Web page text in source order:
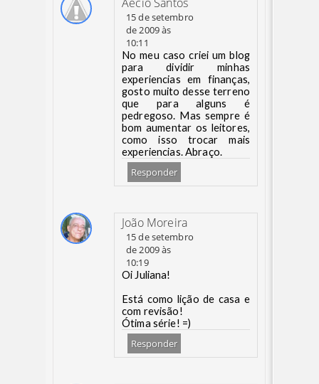
15 de setembro
de 2009 às
10:11
No meu caso criei um blog
para dividir minhas
experiencias em finanças,
gosto muito desse terreno
que para alguns é
pedregoso. Mas sempre é
bom aumentar os leitores,
como isso trocar mais
experiencias. Abraço.
Responder
João Moreira
15 de setembro
de 2009 às
10:19
Oi Juliana!
Está como lição de casa e
com revisão!
Ótima série! =)
Responder